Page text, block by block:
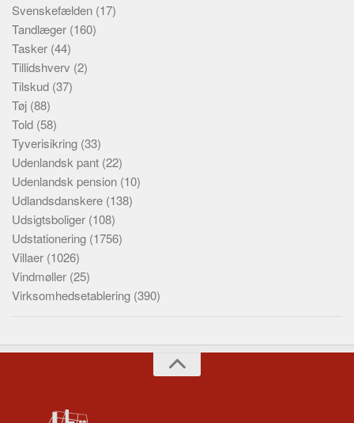
Svenskefælden (17)
Tandlæger (160)
Tasker (44)
Tillidshverv (2)
Tilskud (37)
Tøj (88)
Told (58)
Tyverisikring (33)
Udenlandsk pant (22)
Udenlandsk pension (10)
Udlandsdanskere (138)
Udsigtsboliger (108)
Udstationering (1756)
Villaer (1026)
Vindmøller (25)
Virksomhedsetablering (390)